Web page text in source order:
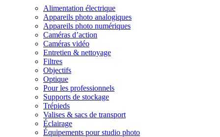
Alimentation électrique
Appareils photo analogiques
Appareils photo numériques
Caméras d’action
Caméras vidéo
Entretien & nettoyage
Filtres
Objectifs
Optique
Pour les professionnels
Supports de stockage
Trépieds
Valises & sacs de transport
Éclairage
Équipements pour studio photo